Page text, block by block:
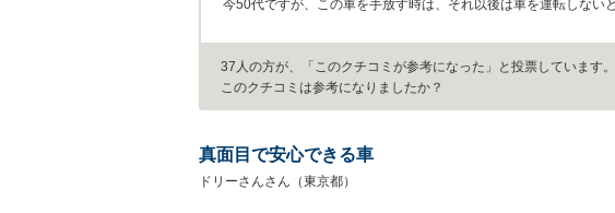
今50代ですが、この車を手放す時は、それ以後は車を運転しない
37人の方が、「このクチコミが参考になった」と投票しています。
このクチコミは参考になりましたか？
真面目で安心できる車
ドリーさんさん（東京都）